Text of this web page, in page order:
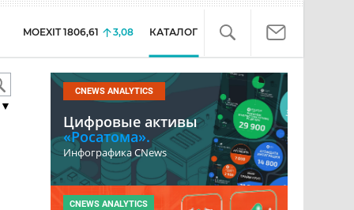
MOEXIT 1806,61 3,08 КАТАЛОГ
CNEWS ANALYTICS
Цифровые активы
«Росатома».
Инфографика CNews
CNEWS ANALYTICS